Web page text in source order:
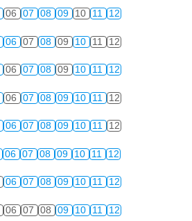
06 07 08 09 10 11 12
06 07 08 09 10 11 12
06 07 08 09 10 11 12
06 07 08 09 10 11 12
06 07 08 09 10 11 12
06 07 08 09 10 11 12
06 07 08 09 10 11 12
06 07 08 09 10 11 12